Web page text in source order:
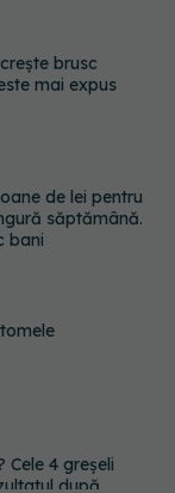
de lei pentru
săptămână.
4 greșeli
după
ar putea
8 boli majore